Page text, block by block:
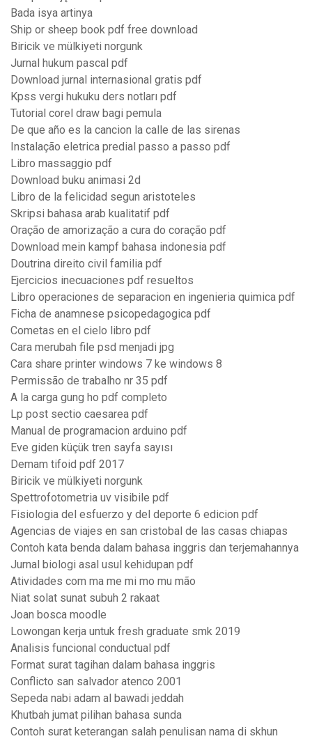
Bada isya artinya
Ship or sheep book pdf free download
Biricik ve mülkiyeti norgunk
Jurnal hukum pascal pdf
Download jurnal internasional gratis pdf
Kpss vergi hukuku ders notları pdf
Tutorial corel draw bagi pemula
De que año es la cancion la calle de las sirenas
Instalação eletrica predial passo a passo pdf
Libro massaggio pdf
Download buku animasi 2d
Libro de la felicidad segun aristoteles
Skripsi bahasa arab kualitatif pdf
Oração de amorização a cura do coração pdf
Download mein kampf bahasa indonesia pdf
Doutrina direito civil familia pdf
Ejercicios inecuaciones pdf resueltos
Libro operaciones de separacion en ingenieria quimica pdf
Ficha de anamnese psicopedagogica pdf
Cometas en el cielo libro pdf
Cara merubah file psd menjadi jpg
Cara share printer windows 7 ke windows 8
Permissão de trabalho nr 35 pdf
A la carga gung ho pdf completo
Lp post sectio caesarea pdf
Manual de programacion arduino pdf
Eve giden küçük tren sayfa sayısı
Demam tifoid pdf 2017
Biricik ve mülkiyeti norgunk
Spettrofotometria uv visibile pdf
Fisiologia del esfuerzo y del deporte 6 edicion pdf
Agencias de viajes en san cristobal de las casas chiapas
Contoh kata benda dalam bahasa inggris dan terjemahannya
Jurnal biologi asal usul kehidupan pdf
Atividades com ma me mi mo mu mão
Niat solat sunat subuh 2 rakaat
Joan bosca moodle
Lowongan kerja untuk fresh graduate smk 2019
Analisis funcional conductual pdf
Format surat tagihan dalam bahasa inggris
Conflicto san salvador atenco 2001
Sepeda nabi adam al bawadi jeddah
Khutbah jumat pilihan bahasa sunda
Contoh surat keterangan salah penulisan nama di skhun